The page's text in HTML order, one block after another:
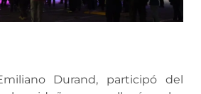
Durand, participó del